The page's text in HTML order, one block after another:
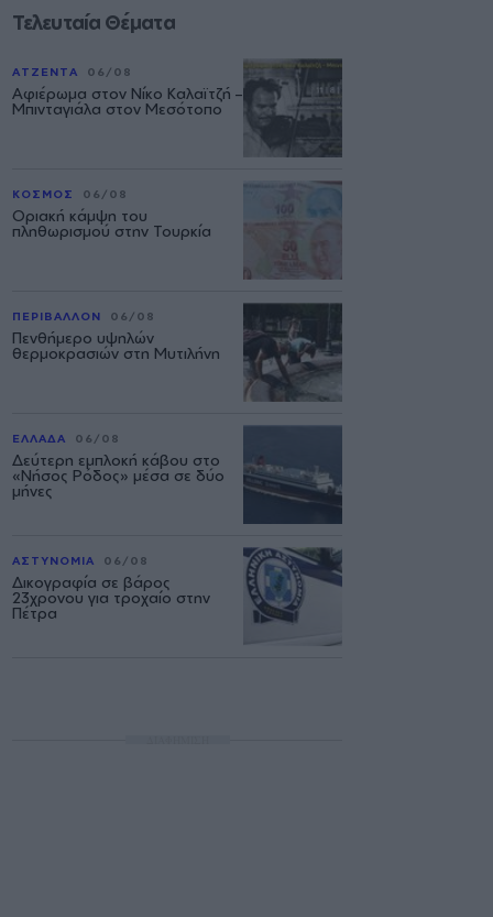
Τελευταία Θέματα
ΑΤΖΕΝΤΑ 06/08
Αφιέρωμα στον Νίκο Καλαϊτζή –
Μπινταγιάλα στον Μεσότοπο
ΚΟΣΜΟΣ 06/08
Οριακή κάμψη του
πληθωρισμού στην Τουρκία
ΠΕΡΙΒΑΛΛΟΝ 06/08
Πενθήμερο υψηλών
θερμοκρασιών στη Μυτιλήνη
ΕΛΛΑΔΑ 06/08
Δεύτερη εμπλοκή κάβου στο
«Νήσος Ρόδος» μέσα σε δύο
μήνες
ΑΣΤΥΝΟΜΙΑ 06/08
Δικογραφία σε βάρος
23χρονου για τροχαίο στην
Πέτρα